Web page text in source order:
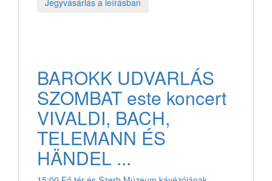
BAROKK UDVARLÁS
SZOMBAT este koncert
VIVALDI, BACH,
TELEMANN ÉS
HÄNDEL ...